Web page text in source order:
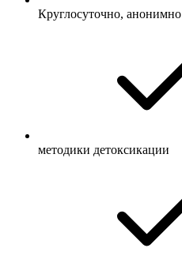
Круглосуточно, анонимно
методики детоксикации